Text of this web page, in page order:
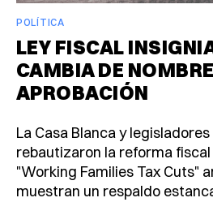
POLÍTICA
LEY FISCAL
CAMBIA DE
APROBACIÓN
La Casa Blanca y
rebautizaron la reforma
"Working Families Tax Cuts"
muestran un respaldo